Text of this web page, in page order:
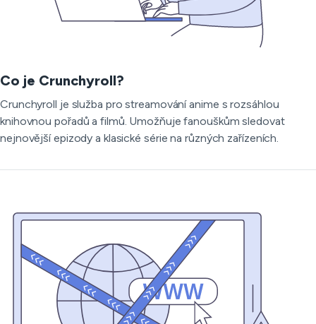
Co je Crunchyroll?
Crunchyroll je služba pro streamování anime s rozsáhlou
knihovnou pořadů a filmů. Umožňuje fanouškům sledovat
nejnovější epizody a klasické série na různých zařízeních.